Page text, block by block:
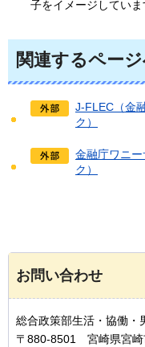
子をイメージしていま
関連するペー
J-FLEC（金
ク）
金融庁ワニ
ク）
お問い合わせ
総合政策部生活・協働・
〒880-8501 宮崎県宮崎